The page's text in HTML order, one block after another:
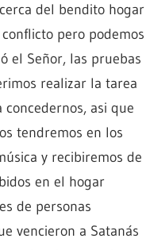
del bendito hogar
pero podemos
el Señor, las pruebas
realizar la tarea
asi que
tendremos en los
y recibiremos de
en el hogar
de personas
vencieron a Satanás